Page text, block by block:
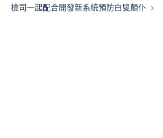
檢司一起配合開發新系統預防白叟顛仆